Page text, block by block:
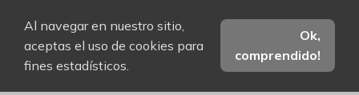
Al navegar en nuestro sitio,
aceptas el uso de cookies para
fines estadísticos.
Ok,
comprendido!